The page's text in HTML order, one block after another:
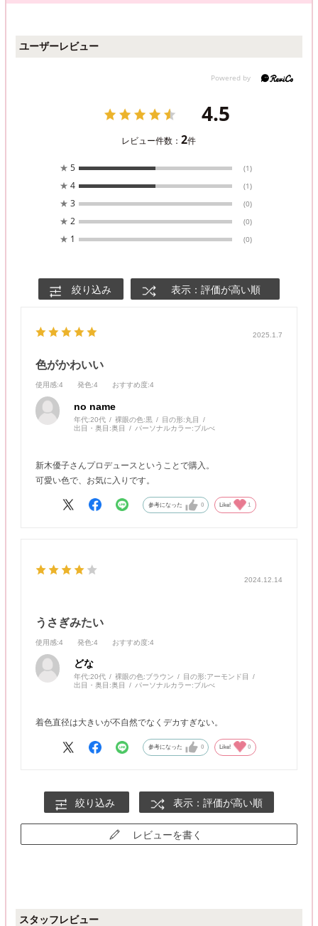
ユーザーレビュー
4.5
レビュー件数：2件
★ 5 (1)
★ 4 (1)
★ 3 (0)
★ 2 (0)
★ 1 (0)
絞り込み 表示：評価が高い順
2025.1.7
色がかわいい
使用感:4 発色:4 おすすめ度:4
no name
年代:20代 裸眼の色:黒 目の形:丸目
出目・奥目:奥目 パーソナルカラー:ブルべ
新木優子さんプロデュースということで購入。
可愛い色で、お気に入りです。
参考になった 0 Like! 1
2024.12.14
うさぎみたい
使用感:4 発色:4 おすすめ度:4
どな
年代:20代 裸眼の色:ブラウン 目の形:アーモンド目
出目・奥目:奥目 パーソナルカラー:ブルべ
着色直径は大きいが不自然でなくデカすぎない。
参考になった 0 Like! 0
絞り込み 表示：評価が高い順
レビューを書く
スタッフレビュー